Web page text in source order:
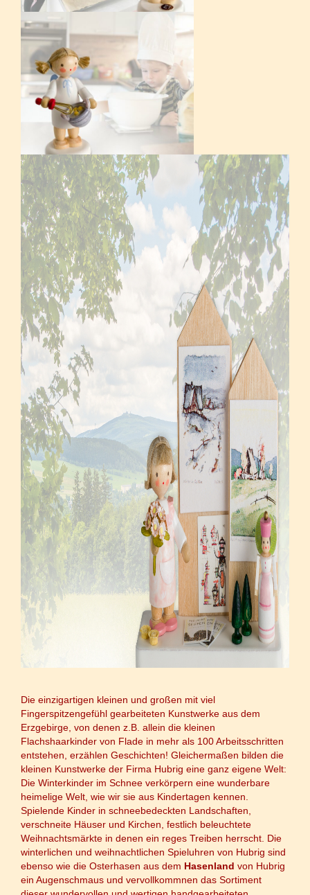
Die einzigartigen kleinen und großen mit viel
Fingerspitzengefühl gearbeiteten Kunstwerke aus dem
Erzgebirge, von denen z.B. allein die kleinen
Flachshaarkinder von Flade in mehr als 100 Arbeitsschritten
entstehen, erzählen Geschichten! Gleichermaßen bilden die
kleinen Kunstwerke der Firma Hubrig eine ganz eigene Welt:
Die Winterkinder im Schnee verkörpern eine wunderbare
heimelige Welt, wie wir sie aus Kindertagen kennen.
Spielende Kinder in schneebedeckten Landschaften,
verschneite Häuser und Kirchen, festlich beleuchtete
Weihnachtsmärkte in denen ein reges Treiben herrscht. Die
winterlichen und weihnachtlichen Spieluhren von Hubrig sind
ebenso wie die Osterhasen aus dem Hasenland von Hubrig
ein Augenschmaus und vervollkommnen das Sortiment